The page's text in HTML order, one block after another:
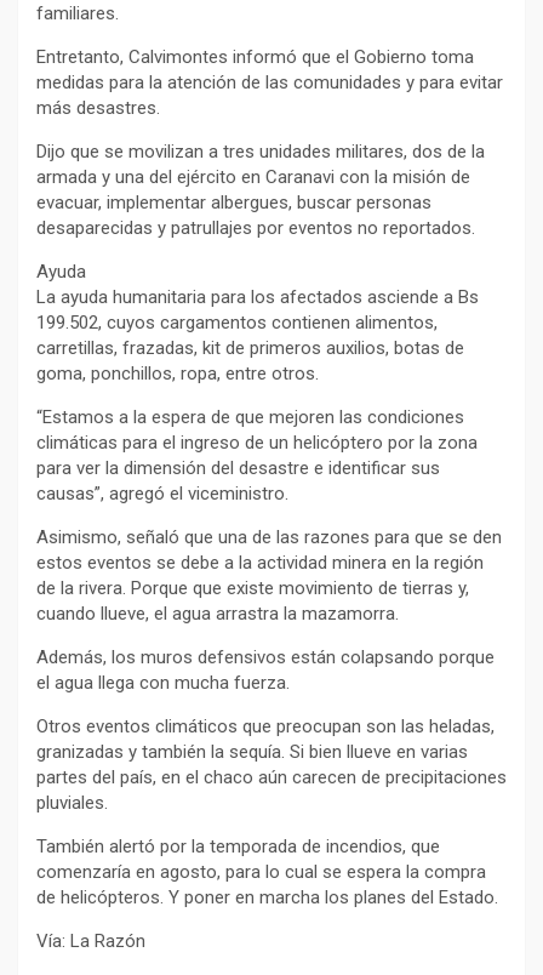
familiares.
Entretanto, Calvimontes informó que el Gobierno toma
medidas para la atención de las comunidades y para evitar
más desastres.
Dijo que se movilizan a tres unidades militares, dos de la
armada y una del ejército en Caranavi con la misión de
evacuar, implementar albergues, buscar personas
desaparecidas y patrullajes por eventos no reportados.
Ayuda
La ayuda humanitaria para los afectados asciende a Bs
199.502, cuyos cargamentos contienen alimentos,
carretillas, frazadas, kit de primeros auxilios, botas de
goma, ponchillos, ropa, entre otros.
“Estamos a la espera de que mejoren las condiciones
climáticas para el ingreso de un helicóptero por la zona
para ver la dimensión del desastre e identificar sus
causas”, agregó el viceministro.
Asimismo, señaló que una de las razones para que se den
estos eventos se debe a la actividad minera en la región
de la rivera. Porque que existe movimiento de tierras y,
cuando llueve, el agua arrastra la mazamorra.
Además, los muros defensivos están colapsando porque
el agua llega con mucha fuerza.
Otros eventos climáticos que preocupan son las heladas,
granizadas y también la sequía. Si bien llueve en varias
partes del país, en el chaco aún carecen de precipitaciones
pluviales.
También alertó por la temporada de incendios, que
comenzaría en agosto, para lo cual se espera la compra
de helicópteros. Y poner en marcha los planes del Estado.
Vía: La Razón